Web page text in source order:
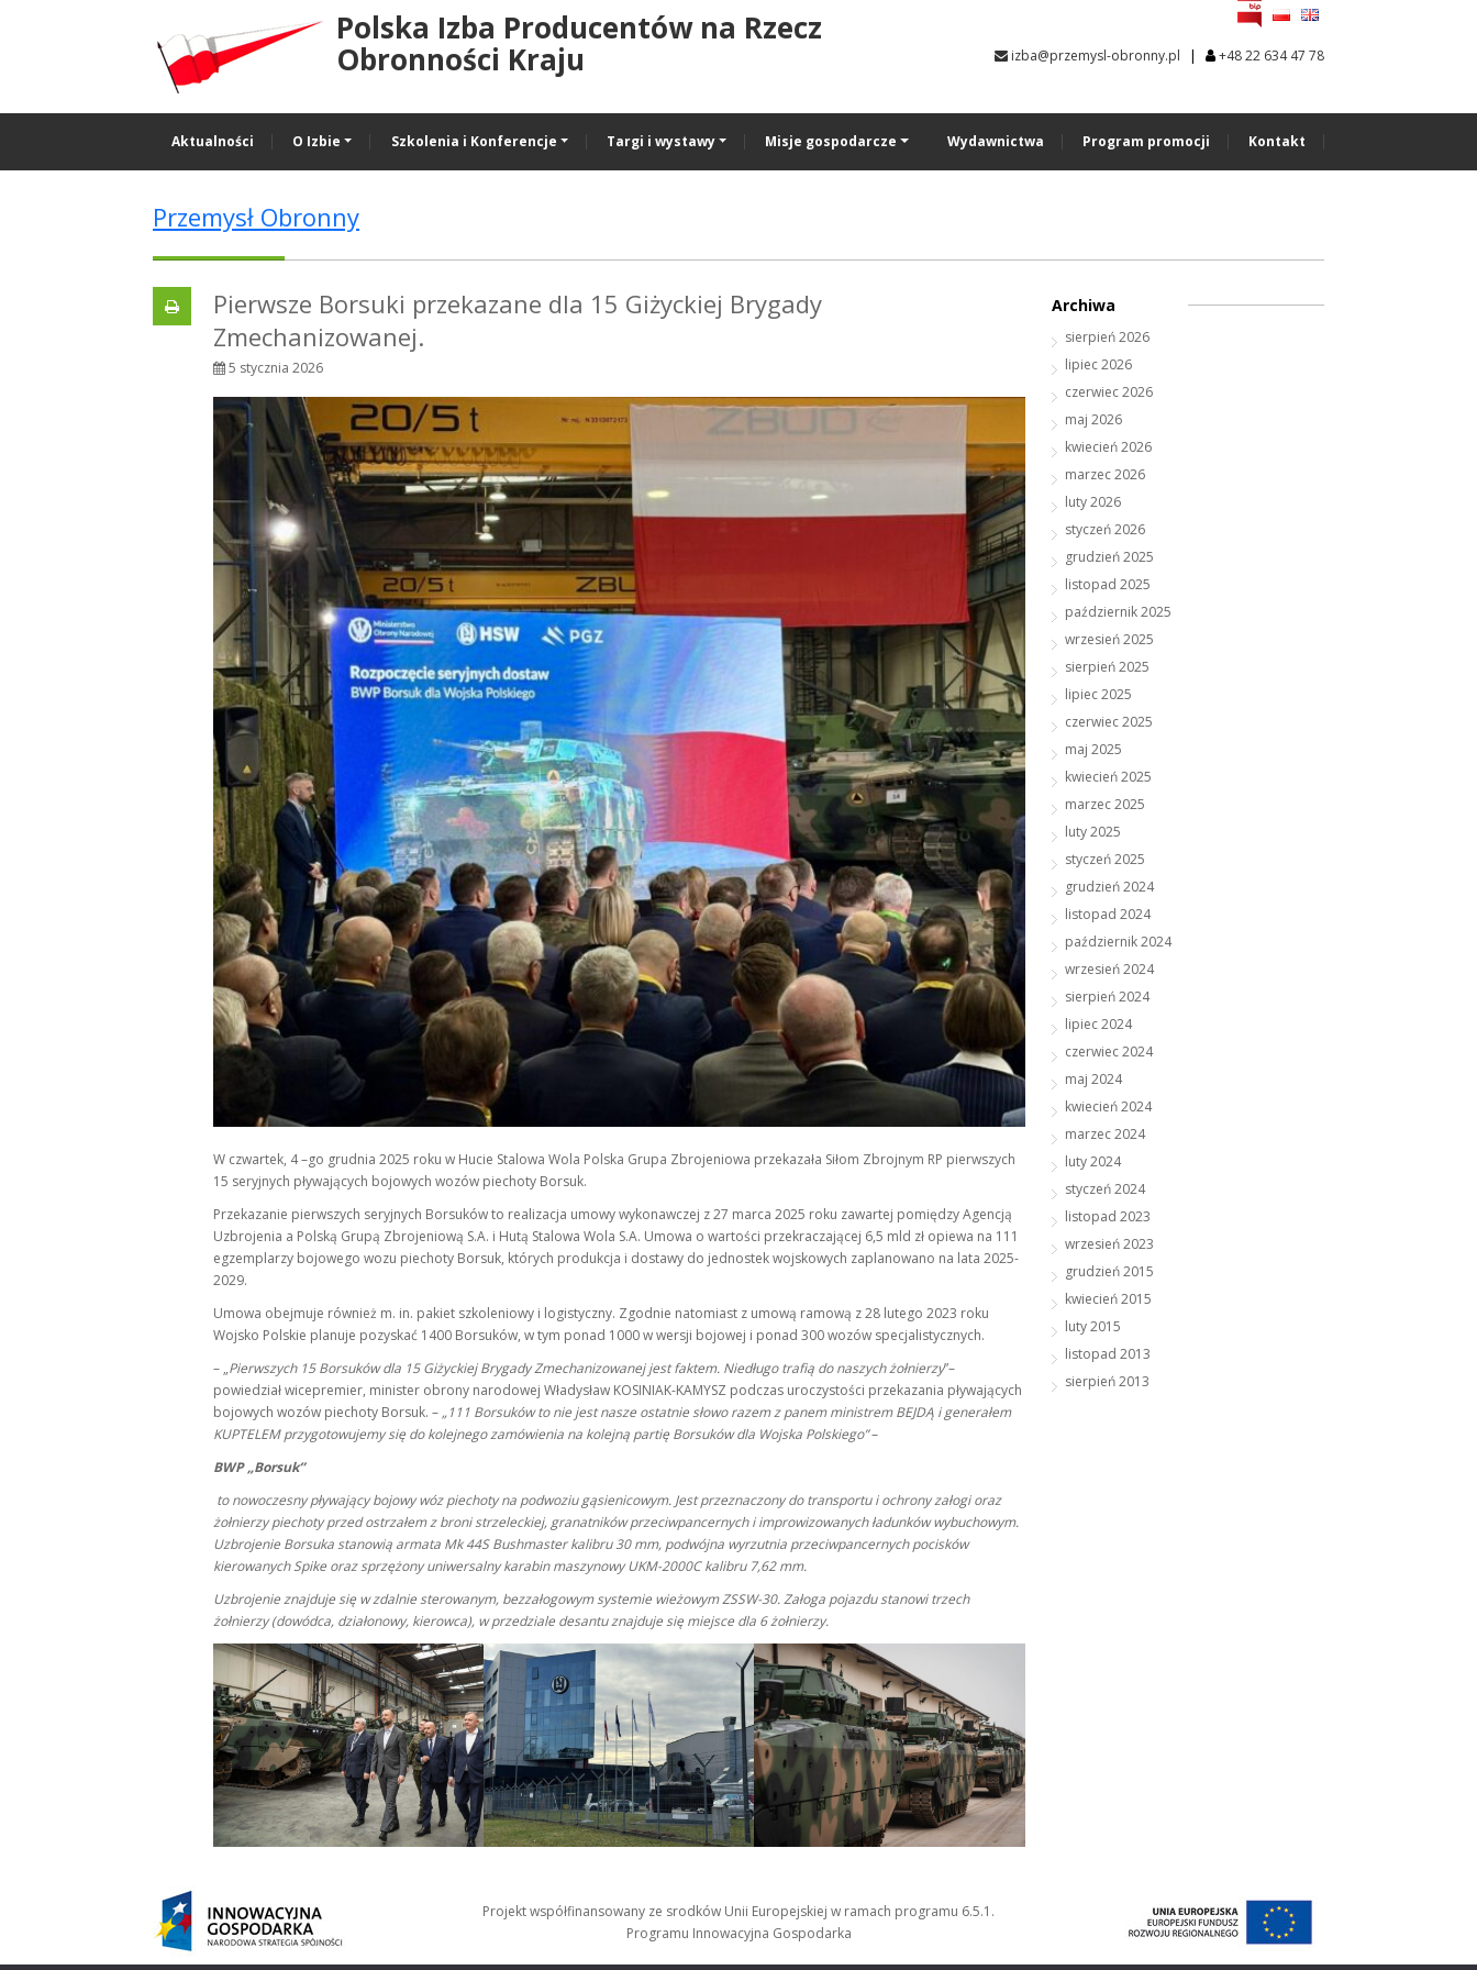
Polska Izba Producentów na Rzecz
Obronności Kraju
izba@przemysl-obronny.pl | +48 22 634 47 78
Aktualności O Izbie Szkolenia i Konferencje Targi i wystawy Misje gospodarcze Wydawnictwa Program promocji Kontakt
Przemysł Obronny
Pierwsze Borsuki przekazane dla 15 Giżyckiej Brygady
Zmechanizowanej.
5 stycznia 2026
W czwartek, 4 –go grudnia 2025 roku w Hucie Stalowa Wola Polska Grupa Zbrojeniowa przekazała Siłom Zbrojnym RP pierwszych
15 seryjnych pływających bojowych wozów piechoty Borsuk.
Przekazanie pierwszych seryjnych Borsuków to realizacja umowy wykonawczej z 27 marca 2025 roku zawartej pomiędzy Agencją
Uzbrojenia a Polską Grupą Zbrojeniową S.A. i Hutą Stalowa Wola S.A. Umowa o wartości przekraczającej 6,5 mld zł opiewa na 111
egzemplarzy bojowego wozu piechoty Borsuk, których produkcja i dostawy do jednostek wojskowych zaplanowano na lata 2025-
2029.
Umowa obejmuje również m. in. pakiet szkoleniowy i logistyczny. Zgodnie natomiast z umową ramową z 28 lutego 2023 roku
Wojsko Polskie planuje pozyskać 1400 Borsuków, w tym ponad 1000 w wersji bojowej i ponad 300 wozów specjalistycznych.
– „Pierwszych 15 Borsuków dla 15 Giżyckiej Brygady Zmechanizowanej jest faktem. Niedługo trafią do naszych żołnierzy”–
powiedział wicepremier, minister obrony narodowej Władysław KOSINIAK-KAMYSZ podczas uroczystości przekazania pływających
bojowych wozów piechoty Borsuk. – „111 Borsuków to nie jest nasze ostatnie słowo razem z panem ministrem BEJDĄ i generałem
KUPTELEM przygotowujemy się do kolejnego zamówienia na kolejną partię Borsuków dla Wojska Polskiego”–
BWP „Borsuk”
to nowoczesny pływający bojowy wóz piechoty na podwoziu gąsienicowym. Jest przeznaczony do transportu i ochrony załogi oraz
żołnierzy piechoty przed ostrzałem z broni strzeleckiej, granatników przeciwpancernych i improwizowanych ładunków wybuchowym.
Uzbrojenie Borsuka stanowią armata Mk 44S Bushmaster kalibru 30 mm, podwójna wyrzutnia przeciwpancernych pocisków
kierowanych Spike oraz sprzężony uniwersalny karabin maszynowy UKM-2000C kalibru 7,62 mm.
Uzbrojenie znajduje się w zdalnie sterowanym, bezzałogowym systemie wieżowym ZSSW-30. Załoga pojazdu stanowi trzech
żołnierzy (dowódca, działonowy, kierowca), w przedziale desantu znajduje się miejsce dla 6 żołnierzy.
Archiwa
sierpień 2026
lipiec 2026
czerwiec 2026
maj 2026
kwiecień 2026
marzec 2026
luty 2026
styczeń 2026
grudzień 2025
listopad 2025
październik 2025
wrzesień 2025
sierpień 2025
lipiec 2025
czerwiec 2025
maj 2025
kwiecień 2025
marzec 2025
luty 2025
styczeń 2025
grudzień 2024
listopad 2024
październik 2024
wrzesień 2024
sierpień 2024
lipiec 2024
czerwiec 2024
maj 2024
kwiecień 2024
marzec 2024
luty 2024
styczeń 2024
listopad 2023
wrzesień 2023
grudzień 2015
kwiecień 2015
luty 2015
listopad 2013
sierpień 2013
Projekt współfinansowany ze srodków Unii Europejskiej w ramach programu 6.5.1.
Programu Innowacyjna Gospodarka